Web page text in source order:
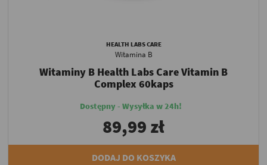
HEALTH LABS CARE
Witamina B
Witaminy B Health Labs Care Vitamin B
Complex 60kaps
Dostępny - Wysyłka w 24h!
89,99 zł
DODAJ DO KOSZYKA